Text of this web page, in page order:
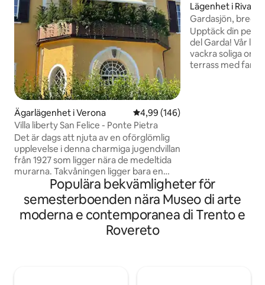
Ägarlägenhet i Verona 4,99 av 5 i genomsnittligt
4,99 (146)
Villa liberty San Felice - Ponte Pietra
Det är dags att njuta av en oförglömlig
upplevelse i denna charmiga jugendvillan
från 1927 som ligger nära de medeltida
murarna. Takvåningen ligger bara en
kort promenad från Pietra-bron (400
meter), den romerska teatern, Duomo,
Capitular-biblioteket och kyrkorna San
Stefano och San Giorgio. Du kommer att
njuta av en fantastisk utsikt över Castel
Sant’Angelo. Lägenheten är perfekt för
Lägenhet i Riva
Gardasjön, bred
Upptäck din
del Garda! Vår
vackra soliga
terrass med
semestern!
Populära bekvämligheter för
semesterboenden nära Museo di arte
moderna e contemporanea di Trento e
Rovereto